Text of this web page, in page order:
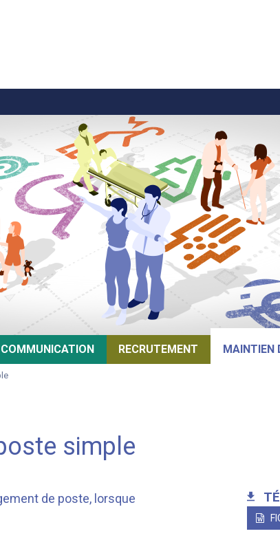
COMMUNICATION RECRUTEMENT MAINTIEN
simple
de poste, lorsque